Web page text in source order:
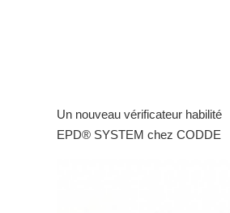
Un nouveau vérificateur habilité
EPD® SYSTEM chez CODDE